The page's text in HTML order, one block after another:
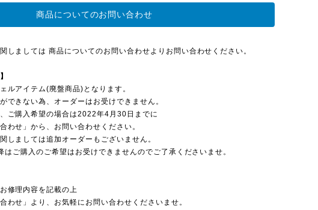
商品についてのお問い合わせ
しましては 商品についてのお問い合わせよりお問い合わせください。
ルアイテム(廃盤商品)となります。
できない為、オーダーはお受けできません。
ご購入希望の場合は2022年4月30日までに
わせ」から、お問い合わせください。
しましては追加オーダーもございません。
ご購入のご希望はお受けできませんのでご了承くださいませ。
修理内容を記載の上
わせ」より、お気軽にお問い合わせくださいませ。